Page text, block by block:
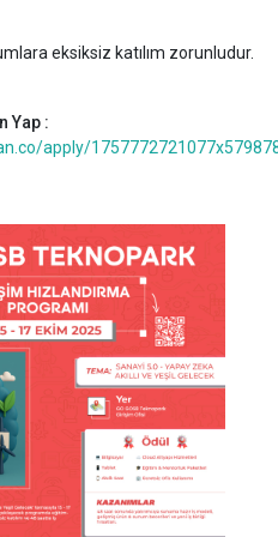
eksiksiz katılım zorunludur.
Yap :
apply/